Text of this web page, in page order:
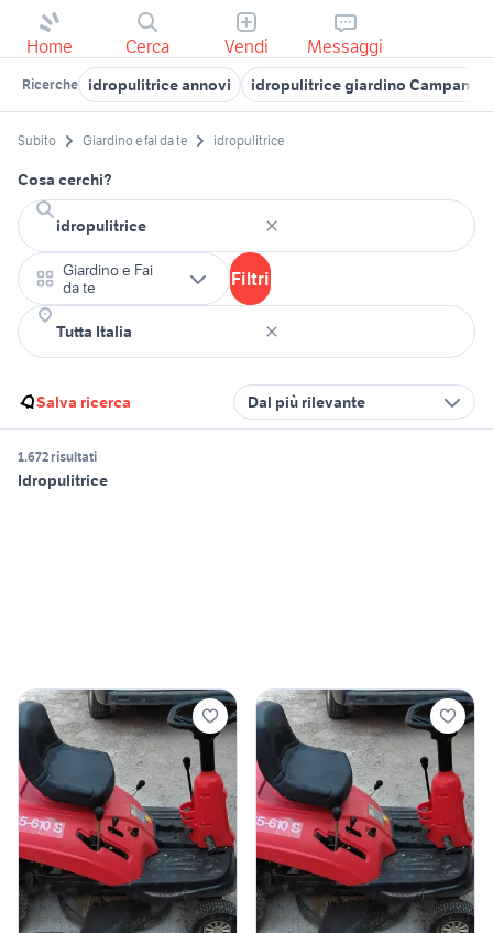
Home Cerca Vendi Messaggi
Ricerche idropulitrice annovi idropulitrice giardino Campania
Subito Giardino e fai da te idropulitrice
Cosa cerchi?
Giardino e Fai
da te
Filtri
Salva ricerca Dal più rilevante
1.672 risultati
Idropulitrice